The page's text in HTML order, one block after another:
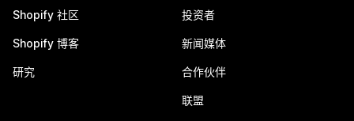
Shopify 社区
Shopify 博客
研究
投资者
新闻媒体
合作伙伴
联盟